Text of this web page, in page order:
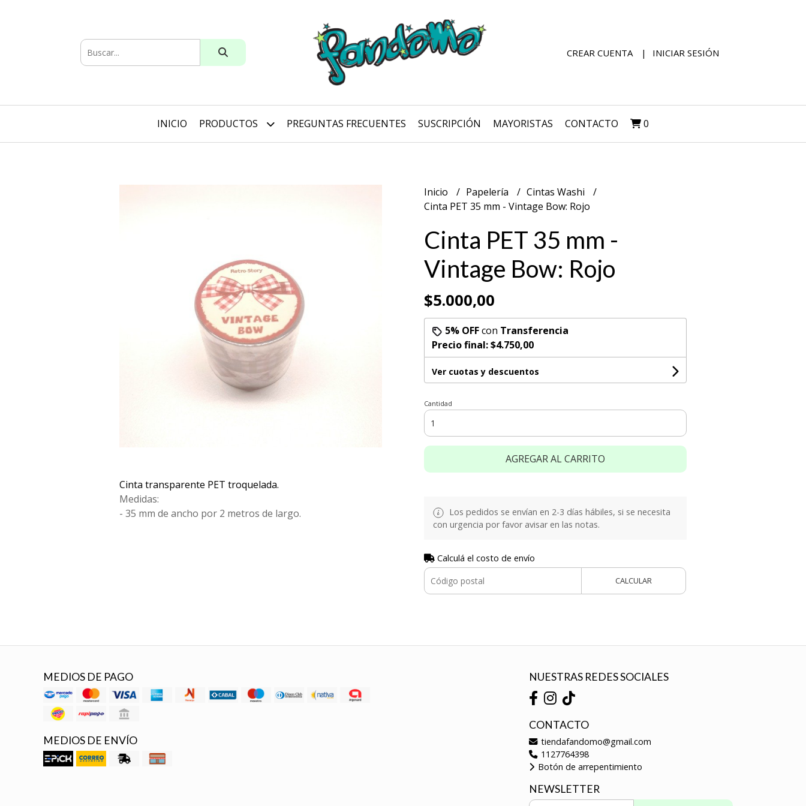
CREAR CUENTA INICIAR SESIÓN
INICIO PRODUCTOS PREGUNTAS FRECUENTES SUSCRIPCIÓN MAYORISTAS CONTACTO 0
Cinta transparente PET troquelada.
Medidas:
- 35 mm de ancho por 2 metros de largo.
Inicio Papelería
Cintas Washi
Cinta PET 35 mm - Vintage Bow: Rojo
Cinta PET 35 mm -
Vintage Bow: Rojo
$5.000,00
5% OFFcon Transferencia
Precio final:$4.750,00
Ver cuotas y descuentos
Cantidad
AGREGAR AL CARRITO
Los pedidos se envían en 2-3 días hábiles, si se necesita
con urgencia por favor avisar en las notas.
Calculá el costo de envío
CALCULAR
MEDIOS DE PAGO
MEDIOS DE ENVÍO
NUESTRAS REDES SOCIALES
CONTACTO
tiendafandomo@gmail.com
1127764398
Botón de arrepentimiento
NEWSLETTER